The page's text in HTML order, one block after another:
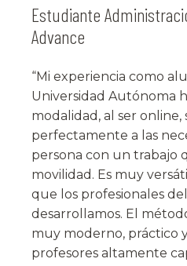
Estudiante
Advance
“Mi experiencia como
Universidad Autónoma
modalidad, al ser online,
perfectamente a las
persona con un trabajo
movilidad. Es muy
que los profesionales
desarrollamos. El
muy moderno, práctico
profesores altamente